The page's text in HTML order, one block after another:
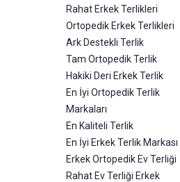
Rahat Erkek Terlikleri
Ortopedik Erkek Terlikleri
Ark Destekli Terlik
Tam Ortopedik Terlik
Hakiki Deri Erkek Terlik
En İyi Ortopedik Terlik
Markaları
En Kaliteli Terlik
En İyi Erkek Terlik Markası
Erkek Ortopedik Ev Terliği
Rahat Ev Terliği Erkek